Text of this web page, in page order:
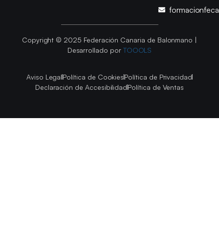
Copyright © 2025 Federación Canaria de Balonmano |
Desarrollado por TOOOLS
Aviso LegalPolítica de CookiesPolítica de Privacidad
Declaración de AccesibilidadPolítica de Ventas